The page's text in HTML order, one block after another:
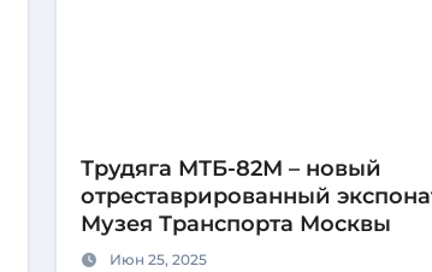
Трудяга МТБ-82М – новый
отреставрированный
Музея Транспорта Москвы
Июн 25, 2025